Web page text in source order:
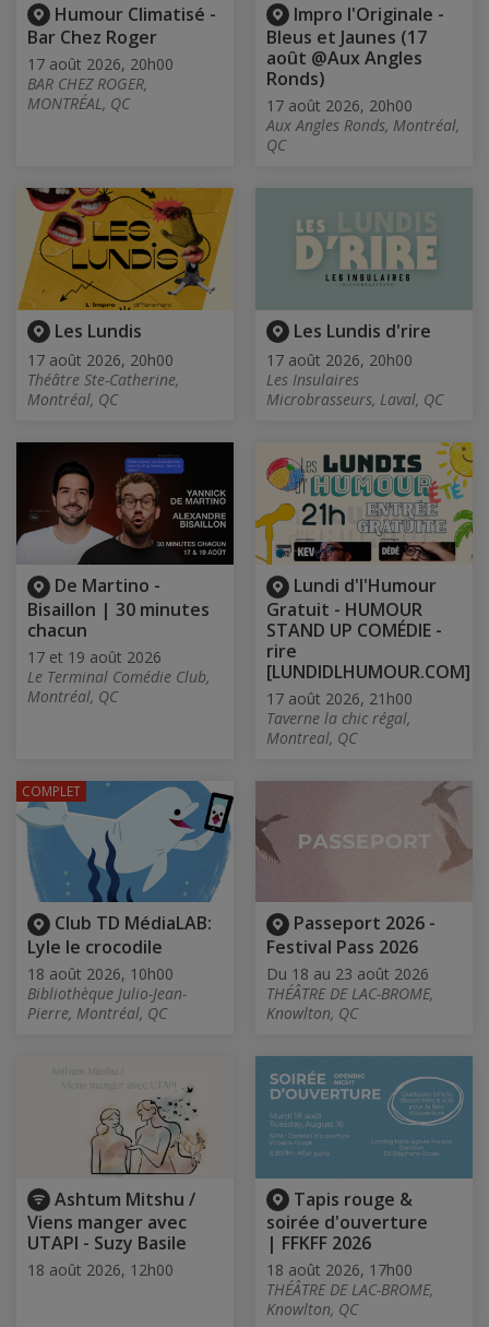
Humour Climatisé -
Bar Chez Roger
17 août 2026, 20h00
BAR CHEZ ROGER,
MONTRÉAL, QC
Impro l'Originale -
Bleus et Jaunes (17
août @Aux Angles
Ronds)
17 août 2026, 20h00
Aux Angles Ronds, Montréal,
QC
Les Lundis
17 août 2026, 20h00
Théâtre Ste-Catherine,
Montréal, QC
Les Lundis d'rire
17 août 2026, 20h00
Les Insulaires
Microbrasseurs, Laval, QC
De Martino -
Bisaillon | 30 minutes
chacun
17 et 19 août 2026
Le Terminal Comédie Club,
Montréal, QC
Lundi d'l'Humour
Gratuit - HUMOUR
STAND UP COMÉDIE -
rire
[LUNDIDLHUMOUR.COM]
17 août 2026, 21h00
Taverne la chic régal,
Montreal, QC
Club TD MédiaLAB:
Lyle le crocodile
18 août 2026, 10h00
Bibliothèque Julio-Jean-
Pierre, Montréal, QC
COMPLET
Passeport 2026 -
Festival Pass 2026
Du 18 au 23 août 2026
THÉÂTRE DE LAC-BROME,
Knowlton, QC
Ashtum Mitshu /
Viens manger avec
UTAPI - Suzy Basile
18 août 2026, 12h00
Tapis rouge &
soirée d'ouverture
| FFKFF 2026
18 août 2026, 17h00
THÉÂTRE DE LAC-BROME,
Knowlton, QC